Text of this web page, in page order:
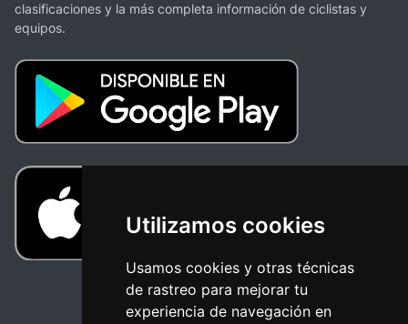
Utilizamos cookies
Usamos cookies y otras técnicas
de rastreo para mejorar tu
experiencia de navegación en
clasificaciones y la más completa información de ciclistas y
equipos.